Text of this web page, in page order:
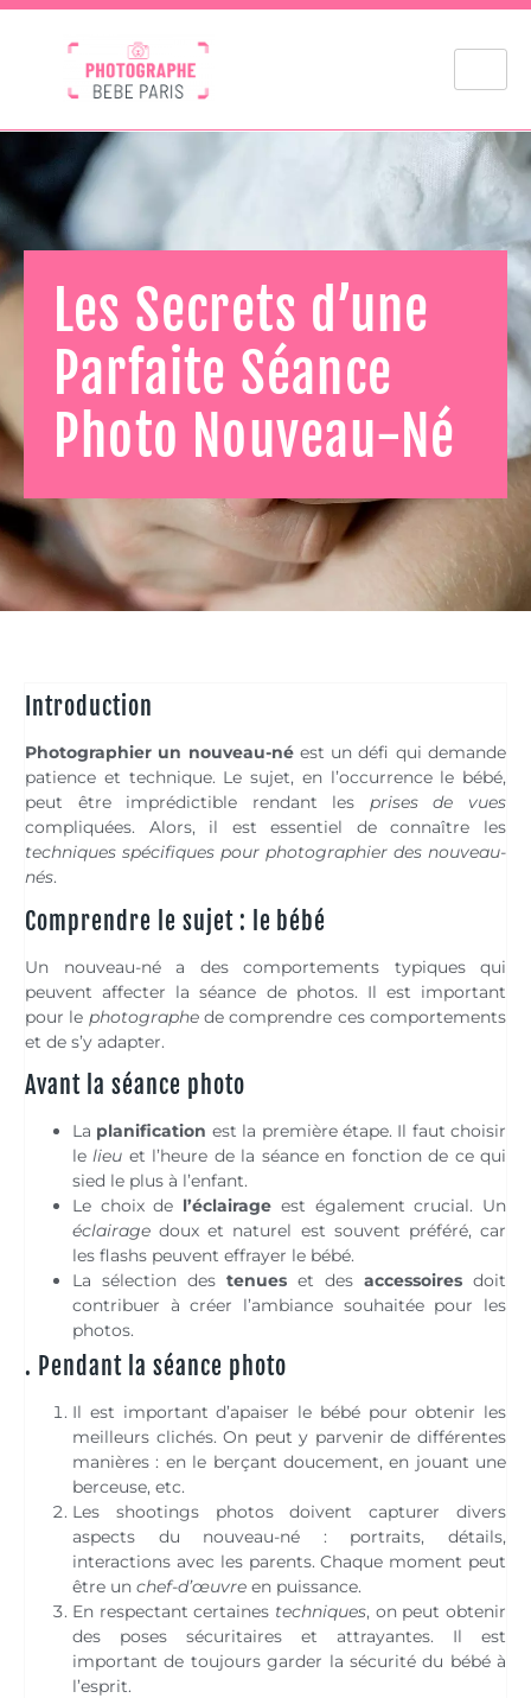
Les Secrets d’une
Parfaite Séance
Photo Nouveau-Né
Introduction
Photographier un nouveau-néest un défi qui demande
patience et technique. Le sujet, en l’occurrence le bébé,
peut être imprédictible rendant les prises de vues
compliquées. Alors, il est essentiel de connaître les
techniques spécifiques pour photographier des nouveau-
nés.
Comprendre le sujet : le bébé
Un nouveau-né a des comportements typiques qui
peuvent affecter la séance de photos. Il est important
pour le photographede comprendre ces comportements
et de s’y adapter.
Avant la séance photo
La planification est la première étape. Il faut choisir
lelieu et l’heure de la séance en fonction de ce qui
sied le plus à l’enfant.
Le choix de l’éclairage est également crucial. Un
éclairage doux et naturel est souvent préféré, car
les flashs peuvent effrayer le bébé.
La sélection des tenues et des accessoires doit
contribuer à créer l’ambiance souhaitée pour les
photos.
. Pendant la séance photo
Il est important d’apaiser le bébé pour obtenir les
meilleurs clichés. On peut y parvenir de différentes
manières : en le berçant doucement, en jouant une
berceuse, etc.
Les shootings photos doivent capturer divers
aspects du nouveau-né : portraits, détails,
interactions avec les parents. Chaque moment peut
être un chef-d’œuvre en puissance.
En respectant certaines techniques, on peut obtenir
des poses sécuritaires et attrayantes. Il est
important de toujours garder la sécurité du bébé à
l’esprit.